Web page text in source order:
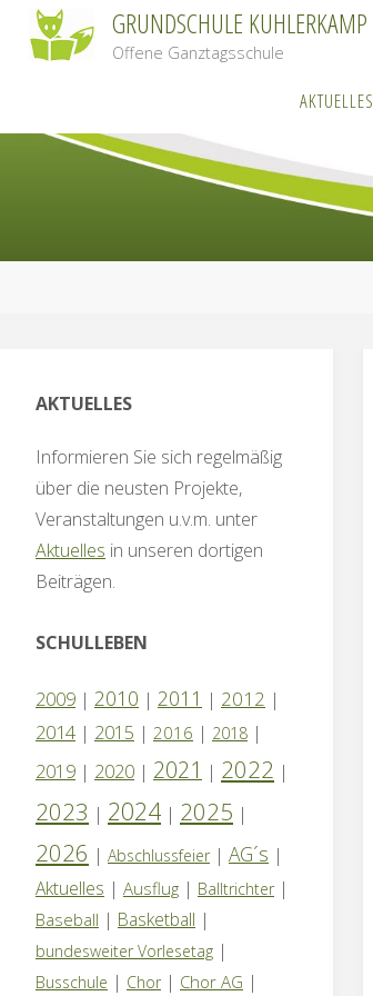
Inhalt
GRUNDSCHULE KUHLERKAMP
Offene Ganztagsschule
AKTUELLES
AKTUELLES
Informieren Sie sich regelmäßig
über die neusten Projekte,
Veranstaltungen u.v.m. unter
Aktuelles in unseren dortigen
Beiträgen.
SCHULLEBEN
2009 | 2010 | 2011 | 2012 |
2014 | 2015 | 2016 | 2018 |
2019 | 2020 | 2021 | 2022 |
2023 | 2024 | 2025 |
2026 | Abschlussfeier | AG´s |
Aktuelles | Ausflug | Balltrichter |
Baseball | Basketball |
bundesweiter Vorlesetag |
Busschule | Chor | Chor AG |